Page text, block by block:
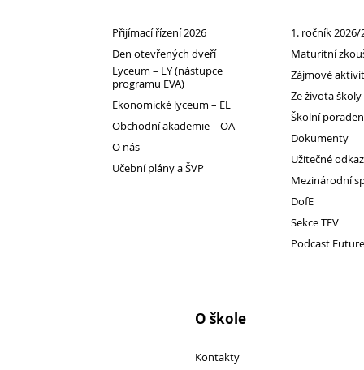
Street Law
Partneři školy
Výroční zprávy
Inspekční zprávy
Ochrana oznamovatelů
Přijímací řízení 2026
Den otevřených dveří
Lyceum – LY (nástupce
programu EVA)
Ekonomické lyceum – EL
Obchodní akademie – OA
O nás
Učební plány a ŠVP
1. ročník 2026/
Maturitní
Zájmové
Ze života školy
Školní
Dokumenty
Užitečné
Mezinárodní
DofE
Sekce TEV
Podcast
O škole
Kontakty